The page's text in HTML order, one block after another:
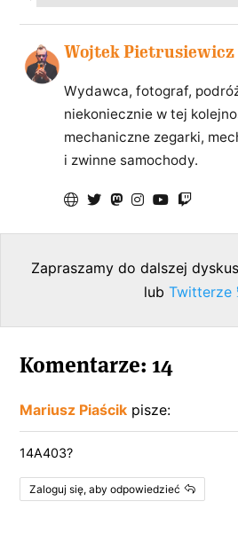
Wojtek Pietrusiewicz
Wydawca, fotograf,
niekoniecznie w tej
mechaniczne zegarki,
i zwinne samochody.
Zapraszamy do dalszej
lub Twitterze
Komentarze: 14
Mariusz Piaścik pisze:
14A403?
Zaloguj się, aby odpowiedzieć